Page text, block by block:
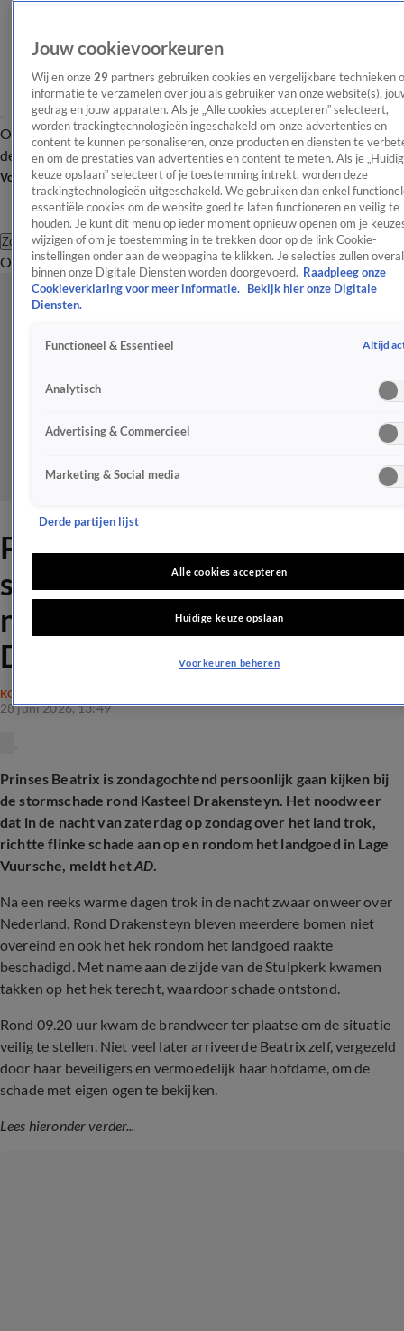
OverzichtAfleveringen Entertainment TV Algemeen
Tip
de redactieNieuwsbrief
Volg Shownieuws
Zoeken
OverzichtEntertainmentSpraakmakendRealityCrimeVideo's
Prinses Beatrix gaat na
stormschade poolshoogte
nemen bij kasteel
Drakensteyn
KONINKLIJK HUIS
28 juni 2026, 13:49
Prinses Beatrix is zondagochtend persoonlijk gaan kijken bij
de stormschade rond Kasteel Drakensteyn. Het noodweer
dat in de nacht van zaterdag op zondag over het land trok,
richtte flinke schade aan op en rondom het landgoed in Lage
Vuursche, meldt hetAD.
Na een reeks warme dagen trok in de nacht zwaar onweer over
Nederland. Rond Drakensteyn bleven meerdere bomen niet
overeind en ook het hek rondom het landgoed raakte
beschadigd. Met name aan de zijde van de Stulpkerk kwamen
takken op het hek terecht, waardoor schade ontstond.
Rond 09.20 uur kwam de brandweer ter plaatse om de situatie
veilig te stellen. Niet veel later arriveerde Beatrix zelf, vergezeld
door haar beveiligers en vermoedelijk haar hofdame, om de
schade met eigen ogen te bekijken.
Lees hieronder verder...
Jouw cookievoorkeuren
Wij en onze 29 partners gebruiken cookies en vergelijkbare technieken
informatie te verzamelen over jou als gebruiker van onze website(s),
gedrag en jouw apparaten. Als je „Alle cookies accepteren” selecteert,
worden trackingtechnologieën ingeschakeld om onze advertenties en
content te kunnen personaliseren, onze producten en diensten te
en om de prestaties van advertenties en content te meten. Als je
keuze opslaan” selecteert of je toestemming intrekt, worden deze
trackingtechnologieën uitgeschakeld. We gebruiken dan enkel
essentiële cookies om de website goed te laten functioneren en veilig te
houden. Je kunt dit menu op ieder moment opnieuw openen om je
wijzigen of om je toestemming in te trekken door op de link Cookie-
instellingen onder aan de webpagina te klikken. Je selecties zullen overal
binnen onze Digitale Diensten worden doorgevoerd. Raadpleeg onze
Cookieverklaring voor meer informatie.
Bekijk hier onze Digitale
Diensten.
Functioneel & Essentieel Altijd
Analytisch
Advertising & Commercieel
Marketing & Social media
Derde partijen lijst
Alle cookies accepteren
Huidige keuze opslaan
Voorkeuren beheren